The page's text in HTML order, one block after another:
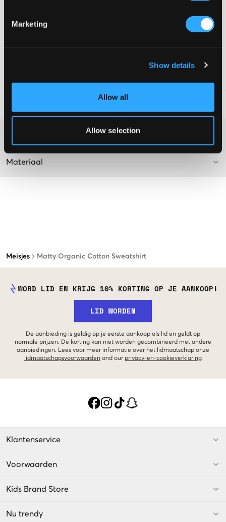
Marketing
Show details
Allow all
Allow selection
Meisjes Matty Organic Cotton Sweatshirt
Patch
Materiaal
WORD LID EN KRIJG 10% KORTING OP JE AANKOOP!
LID WORDEN
De aanbieding is geldig op je eerste aankoop als lid en geldt op
normale prijzen. De korting kan niet worden gecombineerd met andere
aanbiedingen. Lees voor meer informatie over het lidmaatschap onze
lidmaatschapsvoorwaarden and our privacy-en-cookieverklaring
Klantenservice
Voorwaarden
Kids Brand Store
Nu trendy